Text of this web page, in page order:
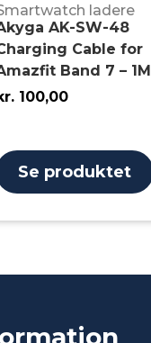
ladere
AK-SW-48
Cable for
Band 7 – 1M
100,00
Se produktet